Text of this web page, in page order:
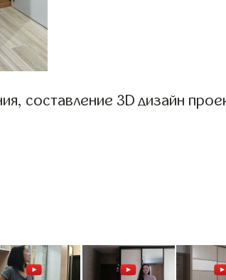
составление 3D дизайн